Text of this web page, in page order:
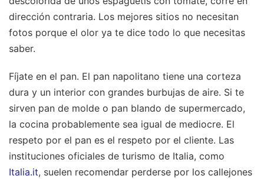
dirección contraria. Los mejores sitios no necesitan
fotos porque el olor ya te dice todo lo que necesitas
saber.
Fíjate en el pan. El pan napolitano tiene una corteza
dura y un interior con grandes burbujas de aire. Si te
sirven pan de molde o pan blando de supermercado,
la cocina probablemente sea igual de mediocre. El
respeto por el pan es el respeto por el cliente. Las
instituciones oficiales de turismo de Italia, como
Italia.it, suelen recomendar perderse por los callejones